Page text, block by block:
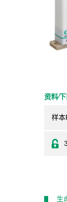
资料⁄
样本
生